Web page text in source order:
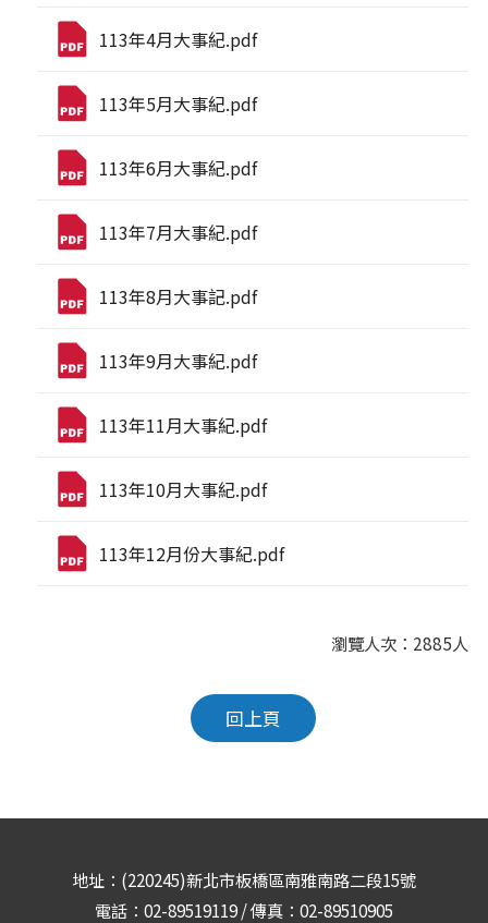
113年4月大事紀.pdf
113年5月大事紀.pdf
113年6月大事紀.pdf
113年7月大事紀.pdf
113年8月大事記.pdf
113年9月大事紀.pdf
113年11月大事紀.pdf
113年10月大事紀.pdf
113年12月份大事紀.pdf
瀏覽人次：2885人
回上頁
地址：(220245)新北市板橋區南雅南路二段15號
電話：02-89519119 / 傳真：02-89510905